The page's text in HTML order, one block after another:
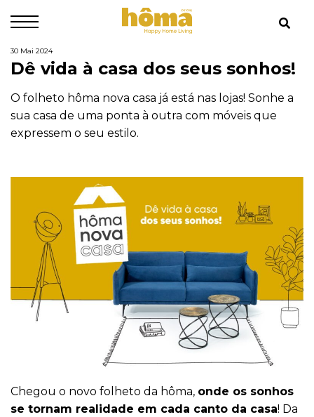
30 Mai 2024
Dê vida à casa dos seus sonhos!
O folheto hôma nova casa já está nas lojas! Sonhe a
sua casa de uma ponta à outra com móveis que
expressem o seu estilo.
Chegou o novo folheto da hôma, onde os sonhos
se tornam realidade em cada canto da casa! Da